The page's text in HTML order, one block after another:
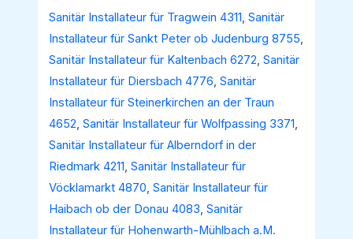
Sanitär Installateur für Tragwein 4311,Sanitär
Installateur für Sankt Peter ob Judenburg 8755,
Sanitär Installateur für Kaltenbach 6272,Sanitär
Installateur für Diersbach 4776,Sanitär
Installateur für Steinerkirchen an der Traun
4652,Sanitär Installateur für Wolfpassing 3371,
Sanitär Installateur für Alberndorf in der
Riedmark 4211,Sanitär Installateur für
Vöcklamarkt 4870,Sanitär Installateur für
Haibach ob der Donau 4083,Sanitär
Installateur für Hohenwarth-Mühlbach a.M.